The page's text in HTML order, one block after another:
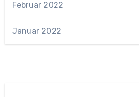
Februar 2022
Januar 2022